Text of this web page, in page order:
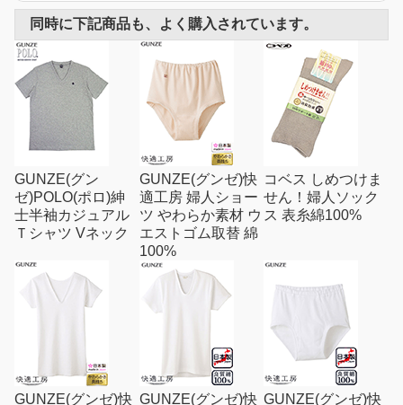
同時に下記商品も、よく購入されています。
GUNZE(グン
ゼ)POLO(ポロ)紳
士半袖カジュアル
Ｔシャツ Vネック
GUNZE(グンゼ)快
適工房 婦人ショー
ツ やわらか素材 ウ
エストゴム取替 綿
100%
コベス しめつけま
せん！婦人ソック
ス 表糸綿100%
GUNZE(グンゼ)快 GUNZE(グンゼ)快 GUNZE(グンゼ)快